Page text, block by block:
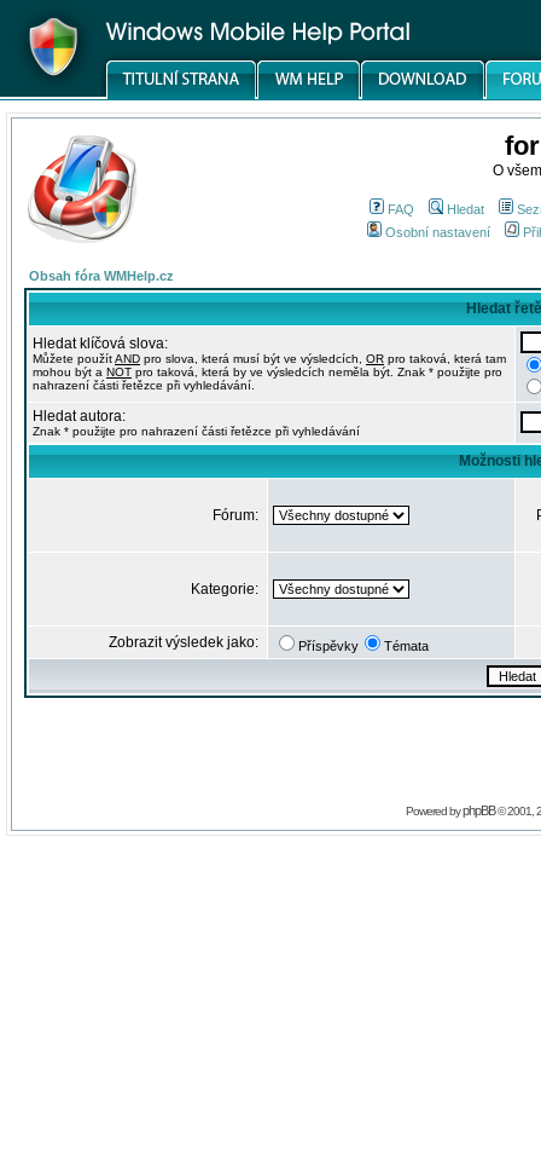
O
FAQ Hledat
Osobní nastavení
Obsah fóra WMHelp.cz
Hledat
Hledat klíčová slova:
Můžete použítAND pro slova, která musí být ve výsledcích, OR pro taková, která tam
mohou být a NOT pro taková, která by ve výsledcích neměla být. Znak * použijte pro
nahrazení části řetězce při vyhledávání.
Hledat autora:
Znak * použijte pro nahrazení části řetězce při vyhledávání
Možnosti
Fórum:
Kategorie:
Zobrazit výsledek jako: Příspěvky Témata
Powered byphpBB© 2001,